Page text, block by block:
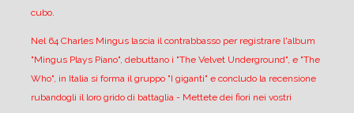
cubo.
Nel 64 Charles Mingus lascia il contrabbasso per registrare l'album
"Mingus Plays Piano", debuttano i "The Velvet Underground", e "The
Who", in Italia si forma il gruppo "I giganti" e concludo la recensione
rubandogli il loro grido di battaglia - Mettete dei fiori nei vostri